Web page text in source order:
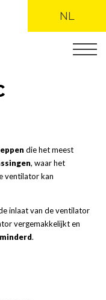
NL
die het meest
, waar het
ventilator kan
inlaat van de ventilator
vergemakkelijkt en
.